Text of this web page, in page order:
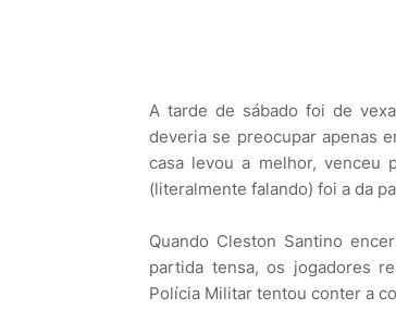
A tarde de sábado foi de
deveria se preocupar apenas
casa levou a melhor, venceu
(literalmente falando) foi a da
Quando Cleston Santino
partida tensa, os jogadores
Polícia Militar tentou conter a